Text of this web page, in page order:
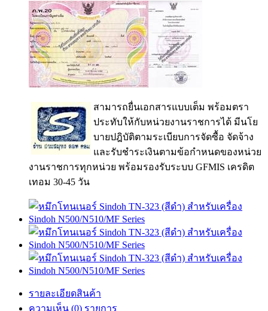
สามารถยื่นเอกสารแบบเต็ม พร้อมตรา
ประทับให้กับหน่วยงานราชการได้ มีนโย
บายปฎิบัติตามระเบียบการจัดซื้อ จัดจ้าง
และรับชำระเงินตามข้อกำหนดของหน่วย
งานราชการทุกหน่วย พร้อมรองรับระบบ GFMIS เครดิต
เทอม 30-45 วัน
รายละเอียดสินค้า
ความเห็น (0) รายการ